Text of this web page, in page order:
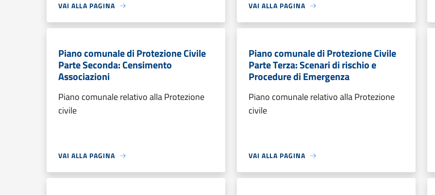
VAI ALLA PAGINA VAI ALLA PAGINA
Piano comunale di Protezione Civile
Parte Seconda: Censimento
Associazioni
Piano comunale relativo alla Protezione
civile
VAI ALLA PAGINA
Piano comunale di Protezione Civile
Parte Terza: Scenari di rischio e
Procedure di Emergenza
Piano comunale relativo alla Protezione
civile
VAI ALLA PAGINA